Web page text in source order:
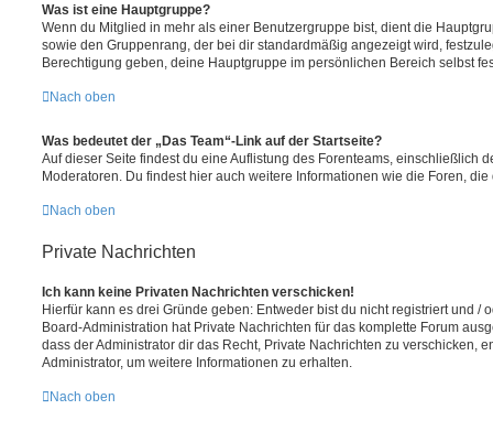
Was ist eine Hauptgruppe?
Wenn du Mitglied in mehr als einer Benutzergruppe bist, dient die
sowie den Gruppenrang, der bei dir standardmäßig angezeigt wird,
Berechtigung geben, deine Hauptgruppe im persönlichen Bereich selbst
Nach oben
Was bedeutet der „Das Team“-Link auf der Startseite?
Auf dieser Seite findest du eine Auflistung des Forenteams, einschließlich
Moderatoren. Du findest hier auch weitere Informationen wie die Foren,
Nach oben
Private Nachrichten
Ich kann keine Privaten Nachrichten verschicken!
Hierfür kann es drei Gründe geben: Entweder bist du nicht registriert und /
Board-Administration hat Private Nachrichten für das komplette Forum
dass der Administrator dir das Recht, Private Nachrichten zu verschicken,
Administrator, um weitere Informationen zu erhalten.
Nach oben